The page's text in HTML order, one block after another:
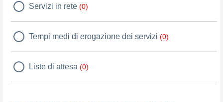
Servizi in rete (0)
Tempi medi di erogazione dei servizi (0)
Liste di attesa (0)